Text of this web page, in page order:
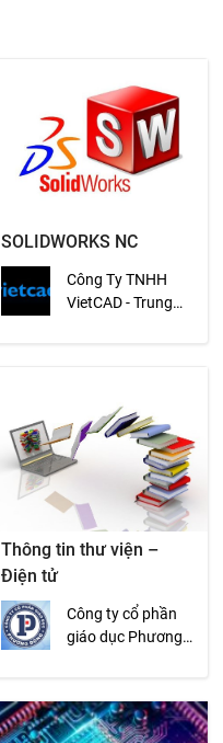
SOLIDWORKS NC
Công Ty TNHH
VietCAD - Trung
Thông tin thư viện –
Điện tử
Công ty cổ phần
giáo dục Phương